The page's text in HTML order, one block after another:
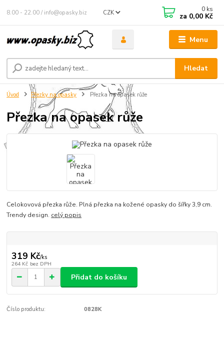
Menu
CZK
Hledat
8.00 - 22.00 / info@opasky.biz 0 ks
za 0,00 Kč
Úvod Přezky na opasky Přezka na opasek růže
Přezka na opasek růže
Celokovová přezka růže. Plná přezka na kožené opasky do šířky 3,9 cm.
Trendy design. celý popis
319 Kč/ks
264 Kč bez DPH
Přidat do košíku
Číslo produktu: 0828K